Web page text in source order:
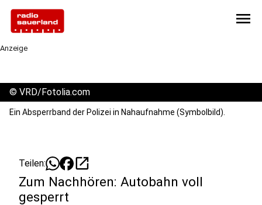
menu
Anzeige
© VRD/Fotolia.com
Ein Absperrband der Polizei in Nahaufnahme (Symbolbild).
Teilen: open_in_new
Zum Nachhören: Autobahn voll
gesperrt